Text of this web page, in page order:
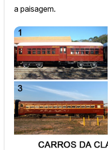
a paisagem.